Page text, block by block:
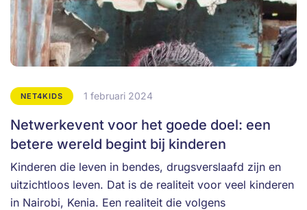
NET4KIDS 1 februari 2024
Netwerkevent voor het goede doel: een
betere wereld begint bij kinderen
Kinderen die leven in bendes, drugsverslaafd zijn en
uitzichtloos leven. Dat is de realiteit voor veel kinderen
in Nairobi, Kenia. Een realiteit die volgens